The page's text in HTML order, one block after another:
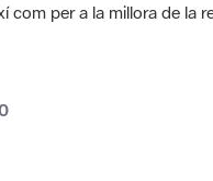
com per a la millora de la
La valoración media es de 0